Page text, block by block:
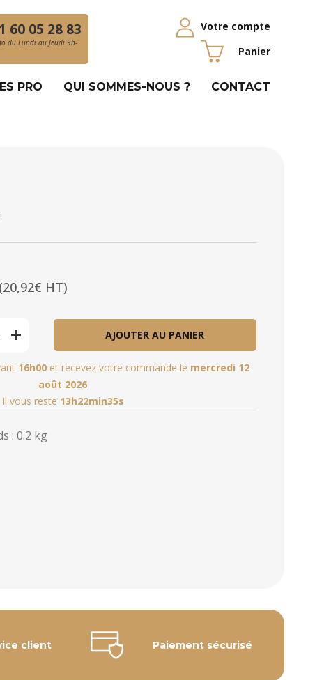
60 05 28 83
du Lundi au Jeudi 9h-
Votre compte
Panier
PRO QUI SOMMES-NOUS ? CONTACT
(20,92€ HT)
AJOUTER AU PANIER
16h00et recevez votre commande le mercredi 12
août 2026
Il vous reste 13h22min34s
: 0.2 kg
client Paiement sécurisé